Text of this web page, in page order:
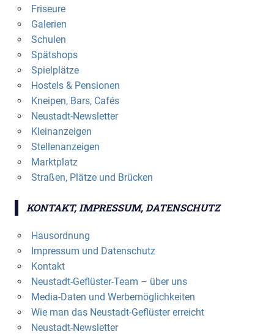
Friseure
Galerien
Schulen
Spätshops
Spielplätze
Hostels & Pensionen
Kneipen, Bars, Cafés
Neustadt-Newsletter
Kleinanzeigen
Stellenanzeigen
Marktplatz
Straßen, Plätze und Brücken
KONTAKT, IMPRESSUM, DATENSCHUTZ
Hausordnung
Impressum und Datenschutz
Kontakt
Neustadt-Geflüster-Team – über uns
Media-Daten und Werbemöglichkeiten
Wie man das Neustadt-Geflüster erreicht
Neustadt-Newsletter